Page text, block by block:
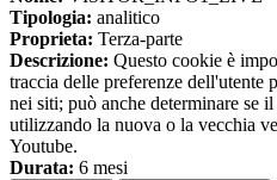
Tipologia: analitico
Proprieta: Terza-parte
Descrizione: Questo cookie è
traccia delle preferenze dell'utente
nei siti; può anche determinare se
utilizzando la nuova o la vecchia
Youtube.
Durata: 6 mesi